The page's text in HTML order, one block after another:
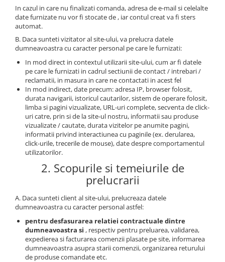
TEREX
VERMEER
VOLVO
ZEPPELIN
YANMAR
In cazul in care nu finalizati comanda, adresa de e-mail si celelalte
date furnizate nu vor fi stocate de , iar contul creat va fi sters
automat.
B. Daca sunteti vizitator al site-ului, va prelucra datele
dumneavoastra cu caracter personal pe care le furnizati:
In mod direct in contextul utilizarii site-ului, cum ar fi datele
pe care le furnizati in cadrul sectiunii de contact / intrebari /
reclamatii, in masura in care ne contactati in acest fel
In mod indirect, date precum: adresa IP, browser folosit,
durata navigarii, istoricul cautarilor, sistem de operare folosit,
limba si pagini vizualizate, URL-uri complete, secventa de click-
uri catre, prin si de la site-ul nostru, informatii sau produse
vizualizate / cautate, durata vizitelor pe anumite pagini,
informatii privind interactiunea cu paginile (ex. derularea,
click-urile, trecerile de mouse), date despre comportamentul
utilizatorilor.
2. Scopurile si temeiurile de
prelucrarii
A. Daca sunteti client al site-ului, prelucreaza datele
dumneavoastra cu caracter personal astfel:
pentru desfasurarea relatiei contractuale dintre
dumneavoastra si , respectiv pentru preluarea, validarea,
expedierea si facturarea comenzii plasate pe site, informarea
dumneavoastra asupra starii comenzii, organizarea returului
de produse comandate etc.